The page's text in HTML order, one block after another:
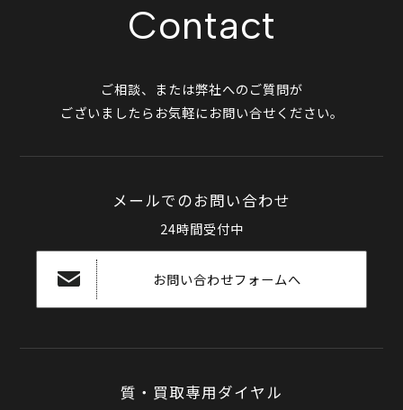
Contact
ご相談、または弊社へのご質問が
ございましたらお気軽にお問い合せください。
メールでのお問い合わせ
24時間受付中
お問い合わせフォームへ
質・買取専用ダイヤル